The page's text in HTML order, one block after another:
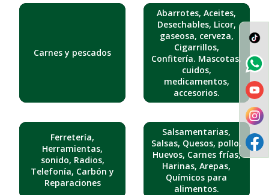
Carnes y pescados
Abarrotes, Aceites,
Desechables, Licor,
gaseosa, cerveza,
Cigarrillos,
Confitería. Mascotas,
cuidos,
medicamentos,
accesorios.
Ferretería,
Herramientas,
sonido, Radios,
Telefonía, Carbón y
Reparaciones
Salsamentarias,
Salsas, Quesos, pollo,
Huevos, Carnes frías,
Harinas, Arepas,
Químicos para
alimentos.